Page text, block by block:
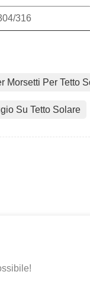
316
Morsetti Per Tetto
Su Tetto Solare